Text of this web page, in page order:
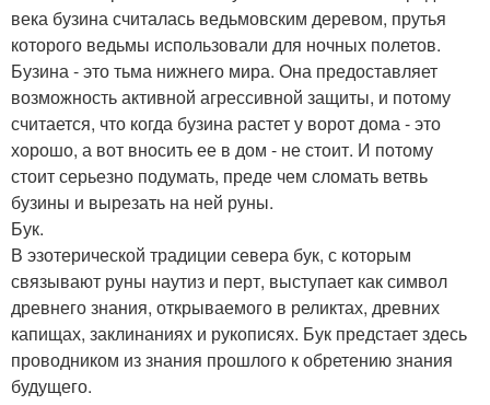
века бузина считалась ведьмовским деревом, прутья
которого ведьмы использовали для ночных полетов.
Бузина - это тьма нижнего мира. Она предоставляет
возможность активной агрессивной защиты, и потому
считается, что когда бузина растет у ворот дома - это
хорошо, а вот вносить ее в дом - не стоит. И потому
стоит серьезно подумать, преде чем сломать ветвь
бузины и вырезать на ней руны.
Бук.
В эзотерической традиции севера бук, с которым
связывают руны наутиз и перт, выступает как символ
древнего знания, открываемого в реликтах, древних
капищах, заклинаниях и рукописях. Бук предстает здесь
проводником из знания прошлого к обретению знания
будущего.